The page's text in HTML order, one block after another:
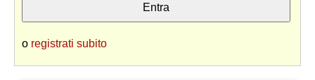
o registrati subito